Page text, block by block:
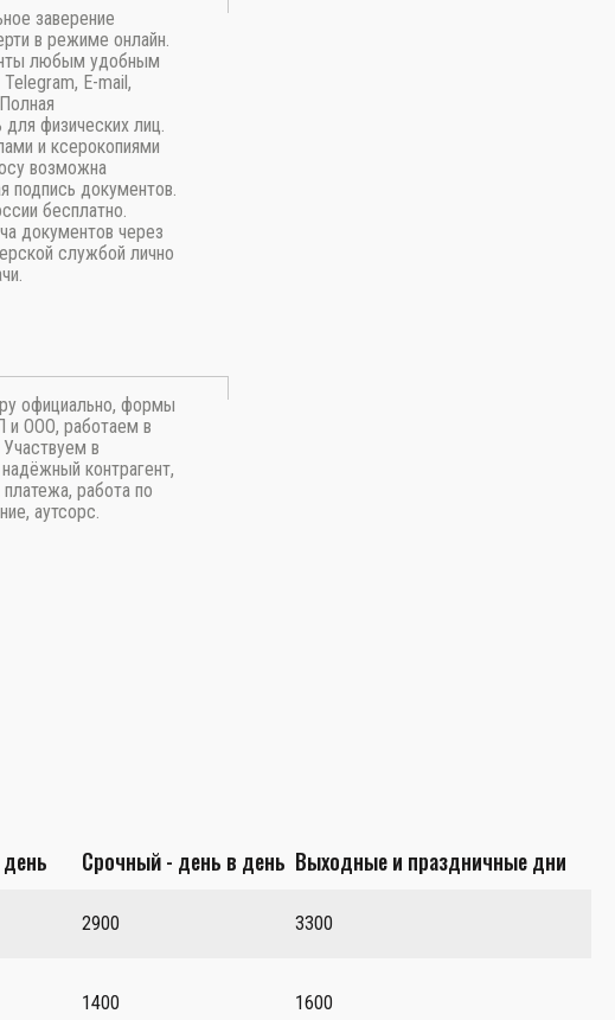
заверение
в режиме онлайн.
любым удобным
E-mail,
физических лиц.
и ксерокопиями
возможна
подпись документов.
бесплатно.
документов через
службой лично
официально, формы
и ООО, работаем в
в
контрагент,
работа по
аутсорс.
Срочный - день в день Выходные и праздничные дни
2900 3300
1400 1600